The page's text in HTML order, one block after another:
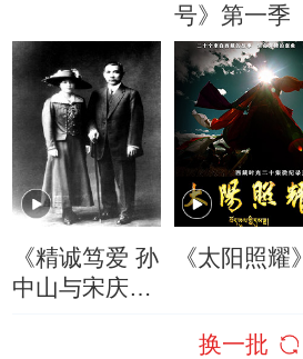
号》第一季
《精诚笃爱 孙
中山与宋庆
《太阳照耀》
换一批